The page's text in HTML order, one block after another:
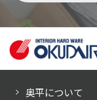
奥平について